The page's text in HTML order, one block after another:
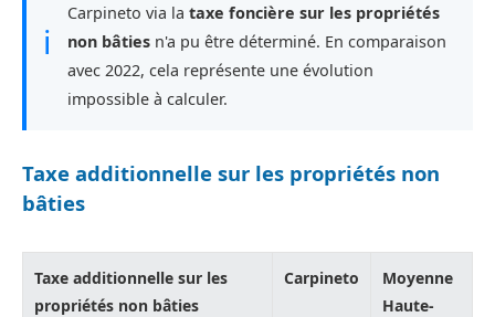
ℹ
Carpineto via la taxe foncière sur les propriétés
non bâties n'a pu être déterminé. En comparaison
avec 2022, cela représente une évolution
impossible à calculer.
Taxe additionnelle sur les propriétés non
bâties
Taxe additionnelle sur les
propriétés non bâties
Carpineto
Moyenne
Haute-